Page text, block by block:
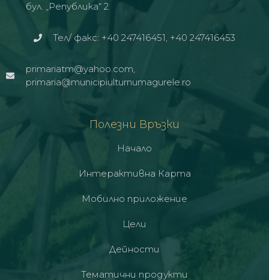
бул. „Република“ 2
Тел/ факс: +40 247416451, +40 247416453
primariatm@yahoo.com,
primaria@municipiulturnumagurele.ro
Полезни Връзки
Начало
Интерактивна Карта
Мобилно приложение
Цели
Дейности
Тематични продукти